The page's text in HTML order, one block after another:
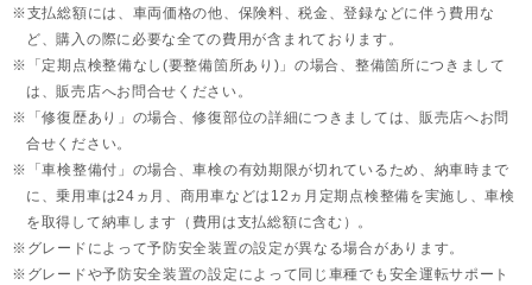
支払総額には、車両価格の他、保険料、税金、登録などに伴う費用な
ど、購入の際に必要な全ての費用が含まれております。
「定期点検整備なし(要整備箇所あり)」の場合、整備箇所につきまして
は、販売店へお問合せください。
「修復歴あり」の場合、修復部位の詳細につきましては、販売店へお問
合せください。
「車検整備付」の場合、車検の有効期限が切れているため、納車時まで
に、乗用車は24ヵ月、 商用車などは12ヵ月定期点検整備を実施し、車検
を取得して納車します（費用は支払総額に含む）。
グレードによって予防安全装置の設定が異なる場合があります。
グレードや予防安全装置の設定によって同じ車種でも安全運転サポート